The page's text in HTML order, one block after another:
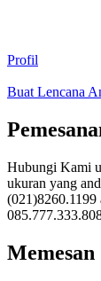
Profil
Buat Lencana
Hubungi Kami
ukuran yang
(021)8260.1199
Memesan